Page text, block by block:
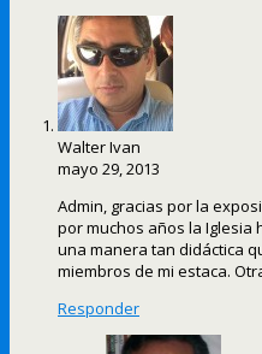
Walter Ivan
mayo 29, 2013
Admin, gracias por la
por muchos años la Iglesia
una manera tan didáctica
miembros de mi estaca.
Responder